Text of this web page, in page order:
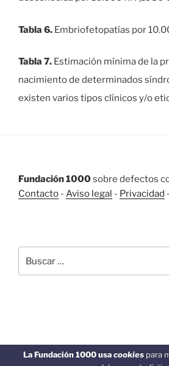
Tabla 6. Embriofetopatías por
Tabla 7. Estimación mínima de la
nacimiento de determinados
existen varios tipos clínicos y/o
Fundación 1000sobre defectos
Contacto - Aviso legal - Privacidad -
BUSCAR
por:
La Fundación 1000 usacookies para